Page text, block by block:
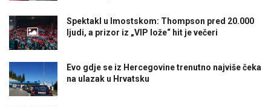
Spektakl u Imostskom: Thompson pred 20.000
ljudi, a prizor iz „VIP lože“ hit je večeri
Evo gdje se iz Hercegovine trenutno najviše čeka
na ulazak u Hrvatsku